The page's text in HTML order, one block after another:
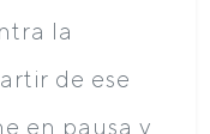
la
de ese
en pausa y